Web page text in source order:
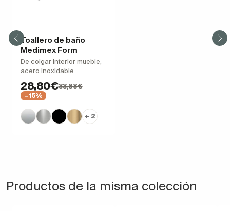
Toallero de baño
Medimex Form
De colgar interior mueble,
acero inoxidable
28,80€33,88€
−15%
+ 2
Productos de la misma colección